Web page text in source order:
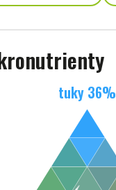
tuky 36%